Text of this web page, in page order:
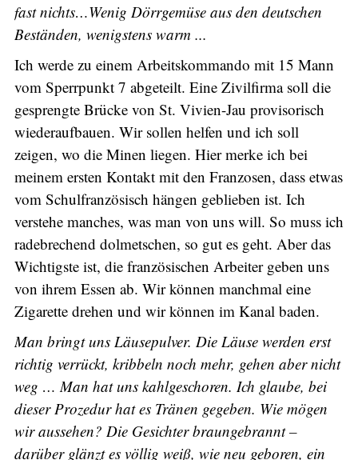
fast nichts…Wenig Dörrgemüse aus den deutschen
Beständen, wenigstens warm ...
Ich werde zu einem Arbeitskommando mit 15 Mann
vom Sperrpunkt 7 abgeteilt. Eine Zivilfirma soll die
gesprengte Brücke von St. Vivien-Jau provisorisch
wiederaufbauen. Wir sollen helfen und ich soll
zeigen, wo die Minen liegen. Hier merke ich bei
meinem ersten Kontakt mit den Franzosen, dass etwas
vom Schulfranzösisch hängen geblieben ist. Ich
verstehe manches, was man von uns will. So muss ich
radebrechend dolmetschen, so gut es geht. Aber das
Wichtigste ist, die französischen Arbeiter geben uns
von ihrem Essen ab. Wir können manchmal eine
Zigarette drehen und wir können im Kanal baden.
Man bringt uns Läusepulver. Die Läuse werden erst
richtig verrückt, kribbeln noch mehr, gehen aber nicht
weg … Man hat uns kahlgeschoren. Ich glaube, bei
dieser Prozedur hat es Tränen gegeben. Wie mögen
wir aussehen? Die Gesichter braungebrannt –
darüber glänzt es völlig weiß, wie neu geboren, ein